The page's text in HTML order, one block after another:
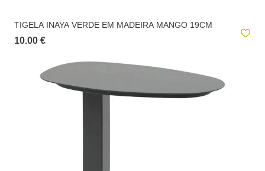
TIGELA INAYA VERDE EM MADEIRA MANGO 19CM
10.00 €